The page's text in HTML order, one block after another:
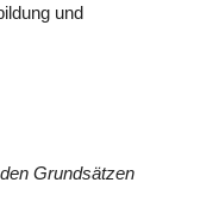
und
Grundsätzen